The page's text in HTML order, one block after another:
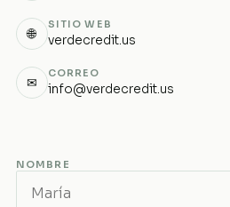
🌐
SITIO WEB
verdecredit.us
✉
CORREO
info@verdecredit.us
NOMBRE